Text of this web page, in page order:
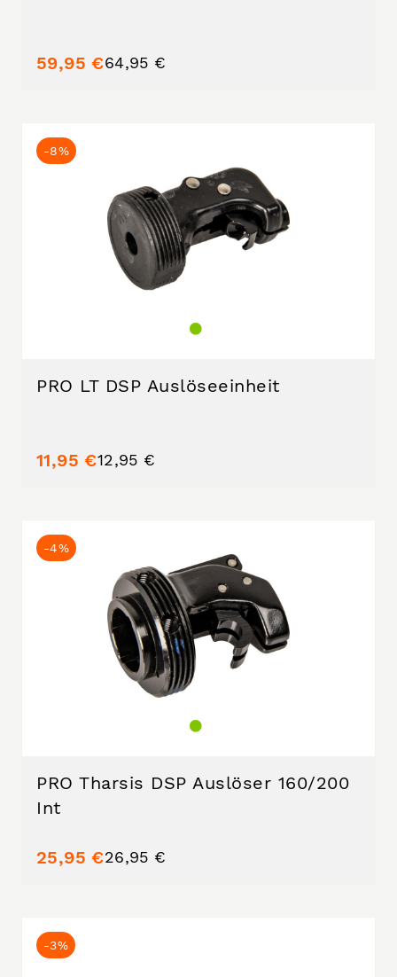
59,95 €64,95 €
-8%
PRO LT DSP Auslöseeinheit
11,95 €12,95 €
-4%
PRO Tharsis DSP Auslöser 160/200
Int
25,95 €26,95 €
-3%